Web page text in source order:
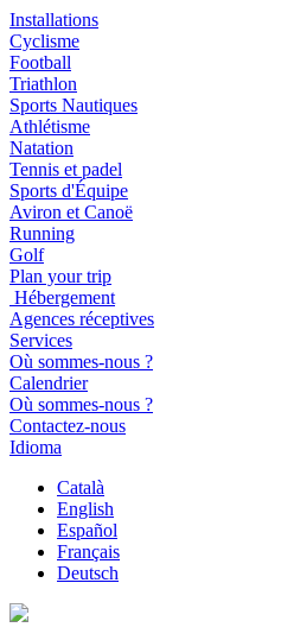
Installations
Cyclisme
Football
Triathlon
Sports Nautiques
Athlétisme
Natation
Tennis et padel
Sports d'Équipe
Aviron et Canoë
Running
Golf
Plan your trip
Hébergement
Agences réceptives
Services
Où sommes-nous ?
Calendrier
Où sommes-nous ?
Contactez-nous
Idioma
Català
English
Español
Français
Deutsch